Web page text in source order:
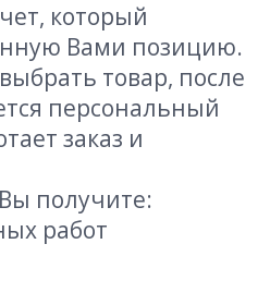
который
Вами позицию.
товар, после
персональный
заказ и
получите:
работ